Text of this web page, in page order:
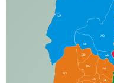
AQ
MI
AN
BD
BO
NI
JD
PO
GL
LA